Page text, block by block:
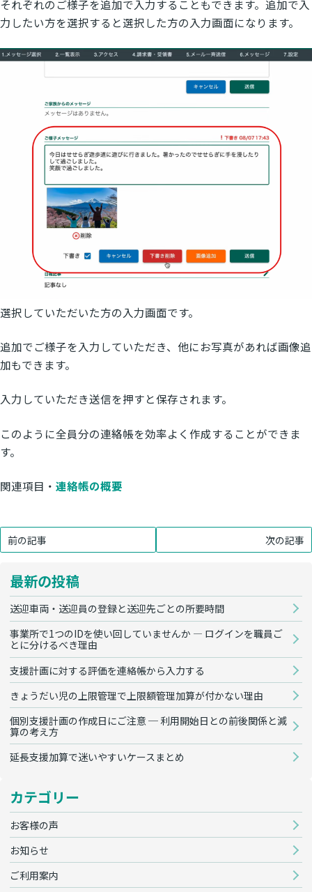
それぞれのご様子を追加で入力することもできます。追加で入
力したい方を選択すると選択した方の入力画面になります。
選択していただいた方の入力画面です。
追加でご様子を入力していただき、他にお写真があれば画像追
加もできます。
入力していただき送信を押すと保存されます。
このように全員分の連絡帳を効率よく作成することができま
す。
関連項目・ 連絡帳の概要
前の記事 次の記事
最新の投稿
送迎車両・送迎員の登録と送迎先ごとの所要時間
事業所で1つのIDを使い回していませんか — ログインを職員ご
とに分けるべき理由
支援計画に対する評価を連絡帳から入力する
きょうだい児の上限管理で上限額管理加算が付かない理由
個別支援計画の作成日にご注意 ─ 利用開始日との前後関係と減
算の考え方
延長支援加算で迷いやすいケースまとめ
カテゴリー
お客様の声
お知らせ
ご利用案内